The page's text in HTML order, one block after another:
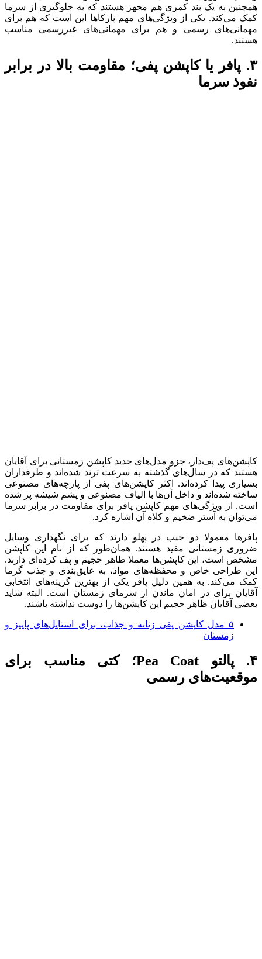
همچنین به یک بند کمری هم مجهز هستند که به جلوگیری از سرما
کمک می‌کند. یکی از ویژگی‌های مهم پارکاها این است که هم برای
مهمانی‌های رسمی و هم برای مهمانی‌های غیررسمی مناسب
هستند.
۳. پافر یا کاپشن پفی؛ مقاومت بالا در برابر
نفوذ سرما
کاپشن‌های پف‌دار، جزو مدل‌های جدید کاپشن زمستانی برای آقایان
هستند که در سال‌های گذشته به سرعت ترند شده‌اند و طرفداران
بسیاری پیدا کرده‌اند. اکثر کاپشن‌های پفی از پارچه‌های مصنوعی
ساخته شده‌اند و داخل آن‌ها با الیاف مصنوعی و پشم شیشه پر شده
است. از ویژگی‌های مهم کاپشن پافر برای مقاومت در برابر سرما
می‌توان به آستر ضخیم و کلاه آن اشاره کرد.
پافرها معمولا دو جیب در پهلو دارند که برای نگهداری وسایل
ضروری زمستانی مفید هستند. همان‌طور که از نام این کاپشن
مشخص است، این کاپشن‌ها معملا ظاهر حجیم و پف کرده‌ای دارند.
این طراحی خاص و محفظه‌های مواد، به عایق‌بندی و جذب گرما
کمک می‌کند. به‌ همین دلیل پافر یکی از بهترین گزینه‌های انتخابی
آقایان برای در امان ماندن از سرمای زمستان است. البته شاید
بعضی آقایان ظاهر حجیم این کاپشن‌ها را دوست نداشته باشند.
۵ مدل کاپشن پفی زنانه و جذاب،‌ برای استایل‌های پاییز و
زمستان
۴. پالتو Pea Coat؛ کتی مناسب برای
موقعیت‌های رسمی